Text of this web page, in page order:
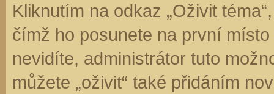
Kliknutím na odkaz „Oživit
čímž ho posunete na první
nevidíte, administrátor tuto
můžete „oživit“ také přidáním